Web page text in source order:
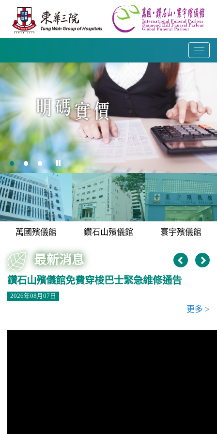
容
T
o
e
n
a
v
i
a
t
i
o
n
萬國殯儀館 鑽石山殯儀館 寰宇殯儀館
最新消息
鑽石山殯儀館免費穿梭巴士緊急維修通告
2026年08月07日
更多 >